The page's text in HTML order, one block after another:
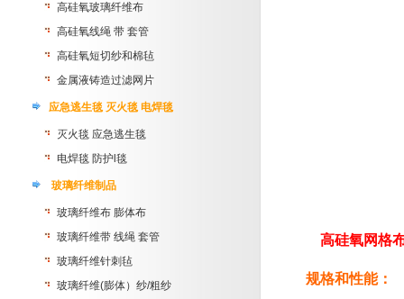
高硅氧玻璃纤维布
高硅氧线绳 带 套管
高硅氧短切纱和棉毡
金属液铸造过滤网片
应急逃生毯 灭火毯 电焊毯
灭火毯 应急逃生毯
电焊毯 防护l毯
玻璃纤维制品
玻璃纤维布 膨体布
玻璃纤维带 线绳 套管
玻璃纤维针刺毡
玻璃纤维(膨体）纱/粗纱
高硅氧网格
规格和性能：